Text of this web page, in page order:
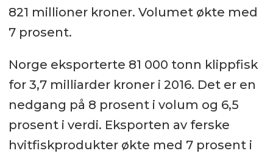
821 millioner kroner. Volumet økte med
7 prosent.
Norge eksporterte 81 000 tonn klippfisk
for 3,7 milliarder kroner i 2016. Det er en
nedgang på 8 prosent i volum og 6,5
prosent i verdi. Eksporten av ferske
hvitfiskprodukter økte med 7 prosent i